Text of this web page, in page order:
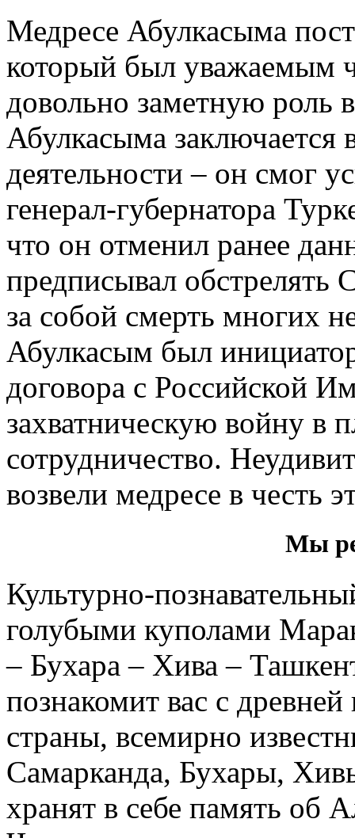
Медресе Абулкасыма
который был уважаемым
довольно заметную роль
Абулкасыма заключается
деятельности – он смог
генерал-губернатора
что он отменил ранее
предписывал обстрелять
за собой смерть многих
Абулкасым был
договора с Российской
захватническую войну в
сотрудничество.
возвели медресе в честь
Мы
Культурно-
голубыми куполами
– Бухара – Хива –
познакомит вас с
страны, всемирно
Самарканда, Бухары,
хранят в себе память об